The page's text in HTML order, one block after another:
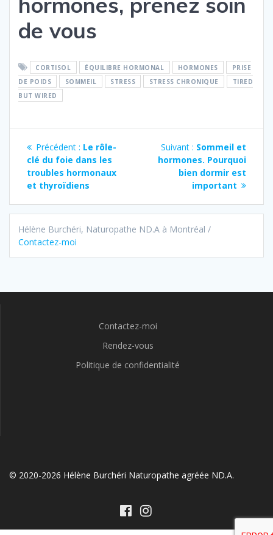
de vous
CORTISOL ÉQUILIBRE HORMONAL HORMONES
PRISE
DE POIDS
SOMMEIL STRESS STRESS CHRONIQUE
TIRED
BUT WIRED
Navigation
de
l'article
Précédent : Article
précédent :
Le rôle-
clé du foie dans les
troubles hormonaux
et thyroïdiens
Suivant : Article
Suivant :
Sommeil et
hormones. Pourquoi
bien dormir est
important
Hélène Burchéri, Naturopathe ND.A à Montréal /
Contactez-moi
Contactez-moi
Rendez-vous
Politique de confidentialité